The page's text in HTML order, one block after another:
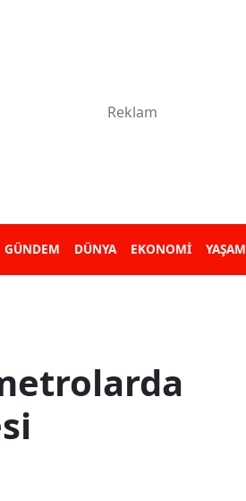
GÜNDEM DÜNYA EKONOMİ YAŞAM